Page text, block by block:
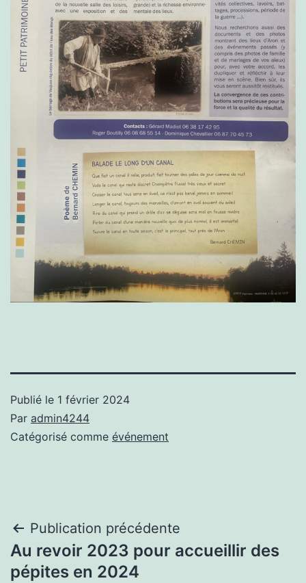
Publié le 1 février 2024
Par admin4244
Catégorisé comme événement
Navigation
de
Publication précédente
Au revoir 2023 pour accueillir des
pépites en 2024